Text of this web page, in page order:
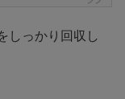
しっかり回収し